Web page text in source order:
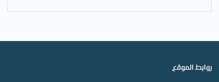
روابط الموقع